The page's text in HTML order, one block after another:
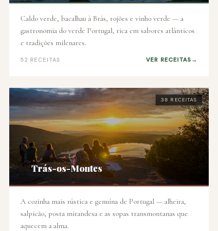
Caldo verde, bacalhau à Brás, rojões e vinho verde — a
gastronomia do verde Portugal, rica em sabores atlânticos
e tradições milenares.
52 RECEITAS VER RECEITAS
38 RECEITAS
🏔️Trás-os-Montes
A cozinha mais rústica e genuína de Portugal — alheira,
salpicão, posta mirandesa e as sopas transmontanas que
aquecem a alma.